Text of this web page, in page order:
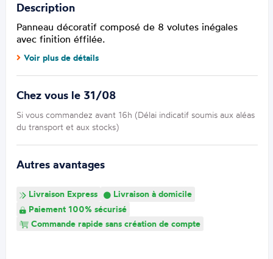
Description
Panneau décoratif composé de 8 volutes inégales
avec finition éffilée.
Voir plus de détails
Chez vous le 31/08
Si vous commandez avant 16h (Délai indicatif soumis aux aléas
du transport et aux stocks)
Autres avantages
Livraison Express
Livraison à domicile
Paiement 100% sécurisé
Commande rapide sans création de compte